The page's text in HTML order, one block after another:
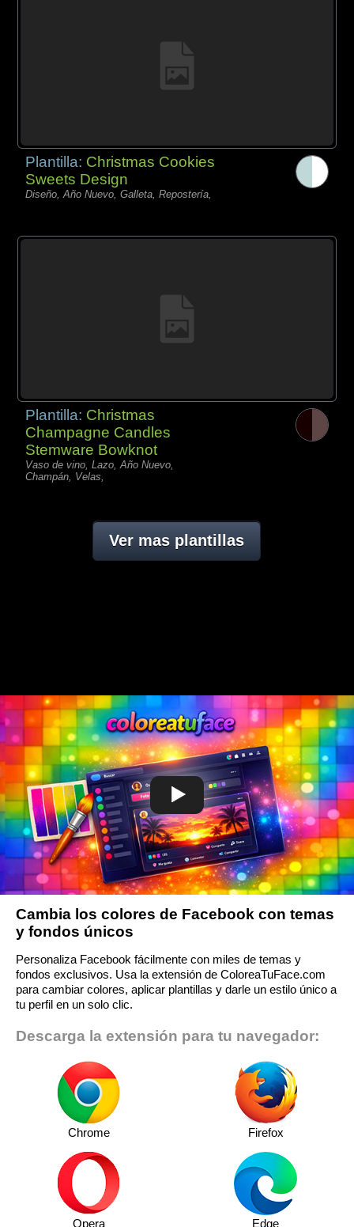
Plantilla: Christmas Cookies
Sweets Design
Diseño, Año Nuevo, Galleta, Repostería,
Plantilla: Christmas
Champagne Candles
Stemware Bowknot
Vaso de vino, Lazo, Año Nuevo,
Champán, Velas,
Ver mas plantillas
Cambia los colores de Facebook con temas
y fondos únicos
Personaliza Facebook fácilmente con miles de temas y
fondos exclusivos. Usa la extensión de ColoreaTuFace.com
para cambiar colores, aplicar plantillas y darle un estilo único a
tu perfil en un solo clic.
Descarga la extensión para tu navegador:
Chrome Firefox
Opera Edge